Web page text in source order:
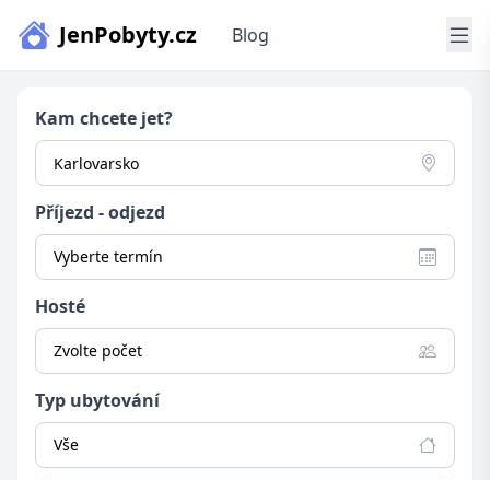
JenPobyty.cz Blog
Kam chcete jet?
Příjezd - odjezd
Vyberte termín
Hosté
Zvolte počet
Typ ubytování
Vše